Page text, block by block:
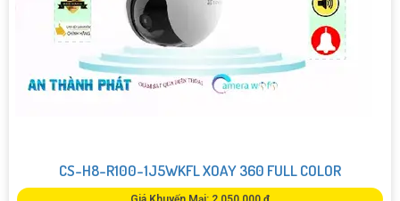
CS-H8-R100-1J5WKFL XOAY 360 FULL COLOR